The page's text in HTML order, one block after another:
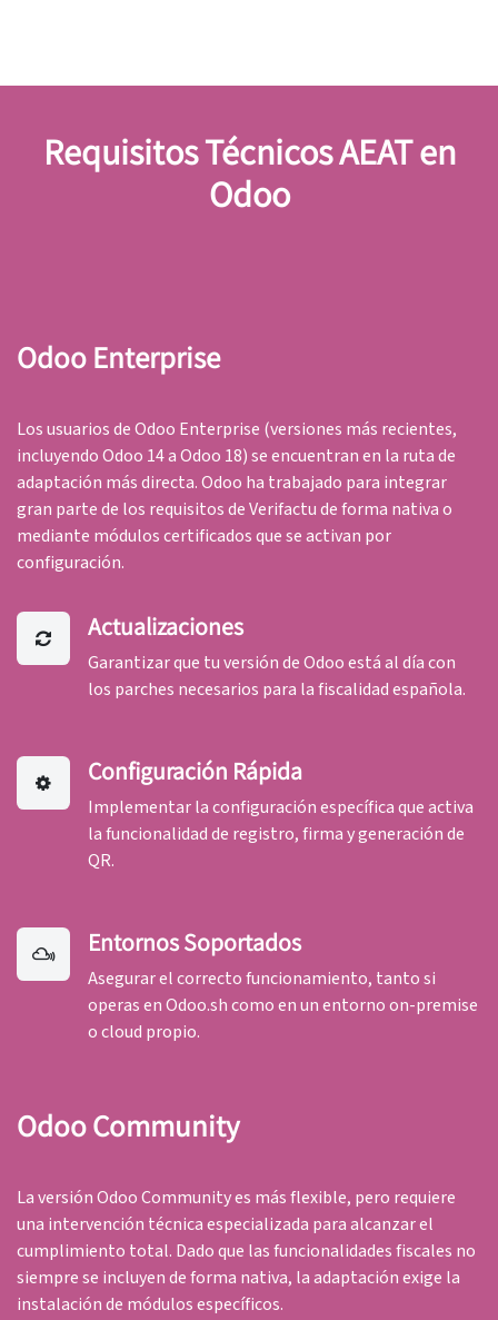
Requisitos Técnicos AEAT en
Odoo
Odoo Enterprise
Los usuarios de Odoo Enterprise (versiones más recientes,
incluyendo Odoo 14 a Odoo 18) se encuentran en la ruta de
adaptación más directa. Odoo ha trabajado para integrar
gran parte de los requisitos de Verifactu de forma nativa o
mediante módulos certificados que se activan por
configuración.
Actualizaciones
Garantizar que tu versión de Odoo está al día con
los parches necesarios para la fiscalidad española.
Configuración Rápida
Implementar la configuración específica que activa
la funcionalidad de registro, firma y generación de
QR.
Entornos Soportados
Asegurar el correcto funcionamiento, tanto si
operas en Odoo.sh como en un entorno on-premise
o cloud propio.
Odoo Community
La versión Odoo Community es más flexible, pero requiere
una intervención técnica especializada para alcanzar el
cumplimiento total. Dado que las funcionalidades fiscales no
siempre se incluyen de forma nativa, la adaptación exige la
instalación de módulos específicos.